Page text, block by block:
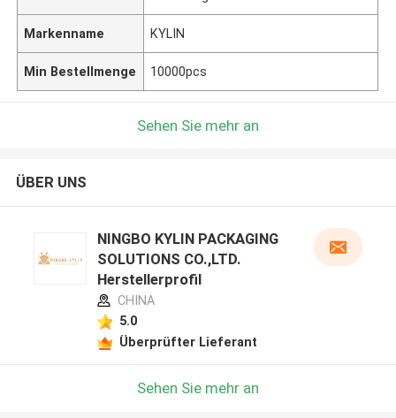
Markenname KYLIN
Min Bestellmenge 10000pcs
Sehen Sie mehr an
ÜBER UNS
NINGBO KYLIN PACKAGING
SOLUTIONS CO.,LTD.
Herstellerprofil
CHINA
5.0
Überprüfter Lieferant
Sehen Sie mehr an